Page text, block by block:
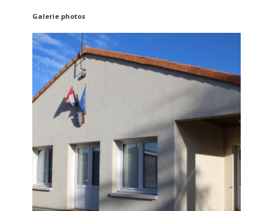
Galerie photos